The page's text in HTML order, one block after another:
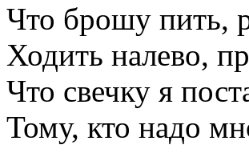
Что брошу пить,
Ходить налево,
Что свечку я
Тому, кто надо